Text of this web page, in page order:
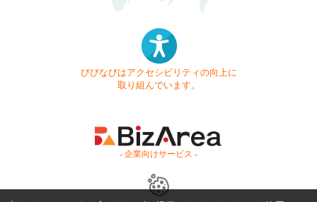
びびなびはアクセシビリティの向上に
取り組んでいます。
- 企業向けサービス -